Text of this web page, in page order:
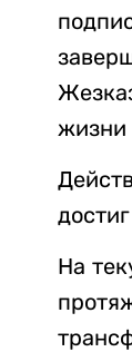
жизни
На